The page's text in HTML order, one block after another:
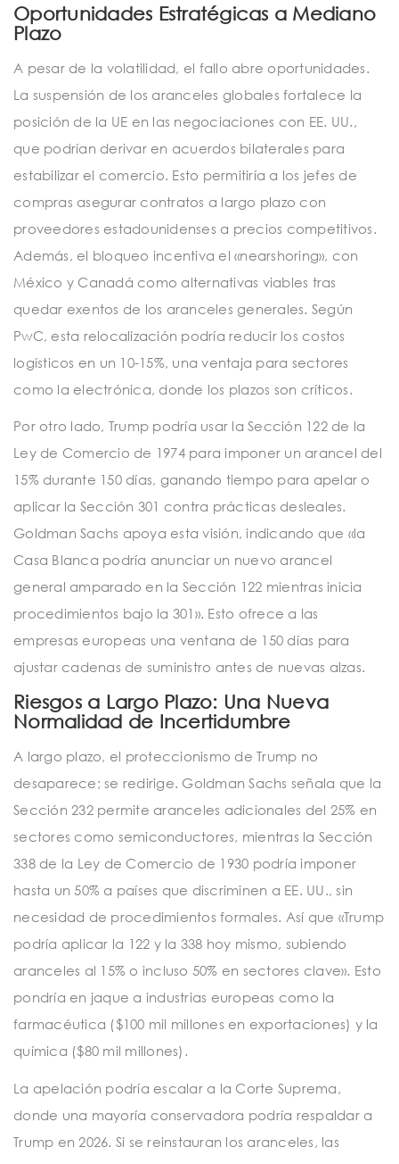
Oportunidades Estratégicas a Mediano
Plazo
A pesar de la volatilidad, el fallo abre oportunidades.
La suspensión de los aranceles globales fortalece la
posición de la UE en las negociaciones con EE. UU.,
que podrían derivar en acuerdos bilaterales para
estabilizar el comercio. Esto permitiría a los jefes de
compras asegurar contratos a largo plazo con
proveedores estadounidenses a precios competitivos.
Además, el bloqueo incentiva el «nearshoring», con
México y Canadá como alternativas viables tras
quedar exentos de los aranceles generales. Según
PwC, esta relocalización podría reducir los costos
logísticos en un 10-15%, una ventaja para sectores
como la electrónica, donde los plazos son críticos.
Por otro lado, Trump podría usar la Sección 122 de la
Ley de Comercio de 1974 para imponer un arancel del
15% durante 150 días, ganando tiempo para apelar o
aplicar la Sección 301 contra prácticas desleales.
Goldman Sachs apoya esta visión, indicando que «la
Casa Blanca podría anunciar un nuevo arancel
general amparado en la Sección 122 mientras inicia
procedimientos bajo la 301». Esto ofrece a las
empresas europeas una ventana de 150 días para
ajustar cadenas de suministro antes de nuevas alzas.
Riesgos a Largo Plazo: Una Nueva
Normalidad de Incertidumbre
A largo plazo, el proteccionismo de Trump no
desaparece; se redirige. Goldman Sachs señala que la
Sección 232 permite aranceles adicionales del 25% en
sectores como semiconductores, mientras la Sección
338 de la Ley de Comercio de 1930 podría imponer
hasta un 50% a países que discriminen a EE. UU., sin
necesidad de procedimientos formales. Así que «Trump
podría aplicar la 122 y la 338 hoy mismo, subiendo
aranceles al 15% o incluso 50% en sectores clave». Esto
pondría en jaque a industrias europeas como la
farmacéutica ($100 mil millones en exportaciones) y la
química ($80 mil millones).
La apelación podría escalar a la Corte Suprema,
donde una mayoría conservadora podría respaldar a
Trump en 2026. Si se reinstauran los aranceles, las